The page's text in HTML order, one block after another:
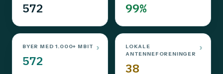
572 99%
BYER MED 1.000+ MBIT
572
LOKALE
ANTENNEFORENINGER
38